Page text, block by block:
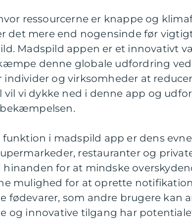
ressourcerne er knappe og
det mere end nogensinde før
Madspild appen er et innovativt
denne globale udfordring
individer og virksomheder at
vil vi dykke ned i denne app og
funktion i madspild app er dens
restauranter og
for at mindske
mulighed for at oprette
fødevarer, som andre brugere kan
og innovative tilgang har